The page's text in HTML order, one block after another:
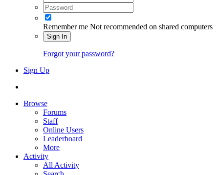
Remember me Not recommended on shared computers
Sign In
Forgot your password?
Sign Up
Browse
Forums
Staff
Online Users
Leaderboard
More
Activity
All Activity